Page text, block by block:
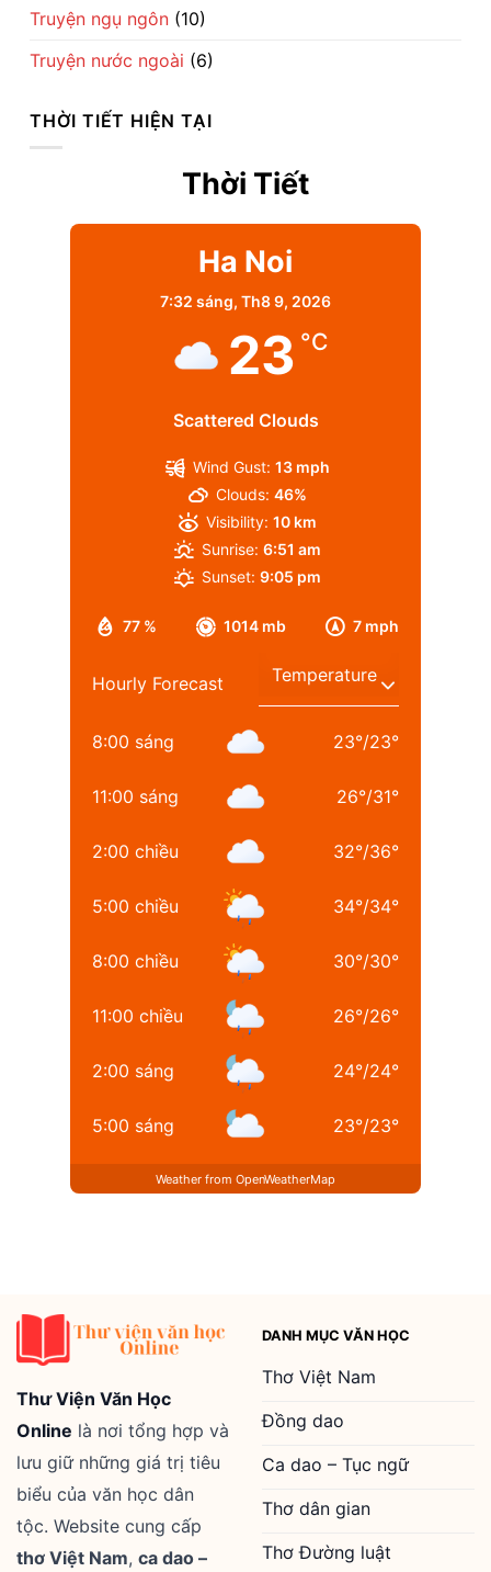
Truyện ngụ ngôn (10)
Truyện nước ngoài (6)
THỜI TIẾT HIỆN TẠI
Thời Tiết
Ha Noi
7:32 sáng, Th8 9, 2026
23 °C
Scattered Clouds
77 % 1014 mb 7 mph
Wind Gust: 13 mph
Clouds: 46%
Visibility: 10 km
Sunrise: 6:51 am
Sunset: 9:05 pm
Hourly Forecast
8:00 sáng 23°/23°
11:00 sáng 26°/31°
2:00 chiều 32°/36°
5:00 chiều 34°/34°
8:00 chiều 30°/30°
11:00 chiều 26°/26°
2:00 sáng 24°/24°
5:00 sáng 23°/23°
Weather from OpenWeatherMap
Thư Viện Văn Học
Online là nơi tổng hợp và
lưu giữ những giá trị tiêu
biểu của văn học dân
tộc. Website cung cấp
thơ Việt Nam, ca dao –
DANH MỤC VĂN HỌC
Thơ Việt Nam
Đồng dao
Ca dao – Tục ngữ
Thơ dân gian
Thơ Đường luật